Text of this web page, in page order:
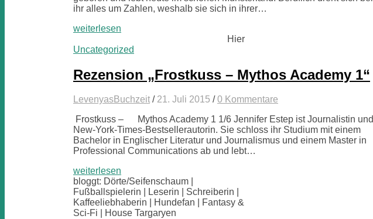
ihr alles um Zahlen, weshalb sie sich in ihrer…
weiterlesen
Uncategorized
Rezension „Frostkuss – Mythos Academy 1“
LevenyasBuchzeit / 21. Juli 2015 / 0 Kommentare
Frostkuss – Mythos Academy 1 1/6 Jennifer Estep ist Journalistin und
New-York-Times-Bestsellerautorin. Sie schloss ihr Studium mit einem
Bachelor in Englischer Literatur und Journalismus und einem Master in
Professional Communications ab und lebt…
weiterlesen
Hier
bloggt: Dörte/Seifenschaum |
Fußballspielerin | Leserin | Schreiberin |
Kaffeeliebhaberin | Hundefan | Fantasy &
Sci-Fi | House Targaryen